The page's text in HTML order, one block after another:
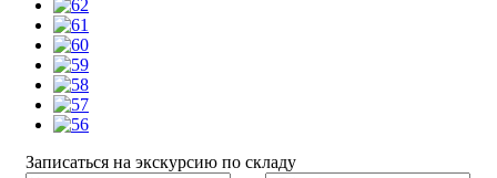
Записаться на экскурсию по складу